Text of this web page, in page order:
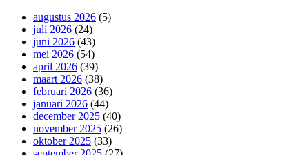
augustus 2026 (5)
juli 2026 (24)
juni 2026 (43)
mei 2026 (54)
april 2026 (39)
maart 2026 (38)
februari 2026 (36)
januari 2026 (44)
december 2025 (40)
november 2025 (26)
oktober 2025 (33)